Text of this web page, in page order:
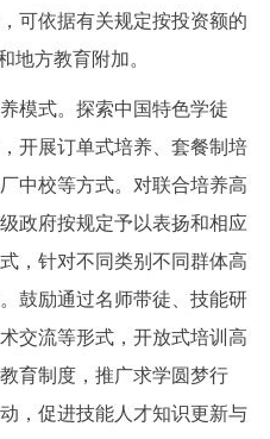
可依据有关规定按投资额的
地方教育附加。
式。探索中国特色学徒
开展订单式培养、套餐制培
中校等方式。对联合培养高
政府按规定予以表扬和相应
，针对不同类别不同群体高
鼓励通过名师带徒、技能研
交流等形式，开放式培训高
育制度，推广求学圆梦行
，促进技能人才知识更新与